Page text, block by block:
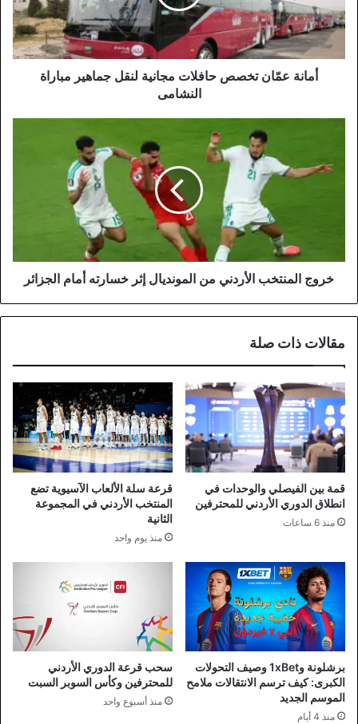
جماهير
مباراة
النشامى
أمانة عمّان تخصص حافلات مجانية لنقل جماهير مباراة
النشامى
الجزائر
خروج المنتخب الأردني من المونديال إثر خسارته أمام الجزائر
مقالات ذات صلة
قمة بين الفيصلي والوحدات في
انطلاق الدوري الأردني للمحترفين
منذ 6 ساعات
قرعة سلة الألعاب الآسيوية تضع
المنتخب الأردني في المجموعة
الثانية
منذ يوم واحد
برشلونة و1xBet وصيف التحولات
الكبرى: كيف ترسم الانتقالات ملامح
الموسم الجديد
منذ 4 أيام
سحب قرعة الدوري الأردني
للمحترفين وكأس السوبر السبت
منذ أسبوع واحد